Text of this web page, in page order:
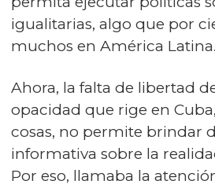
igualitarias, algo que por
muchos en América Latina.
Ahora, la falta de libertad
opacidad que rige en
cosas, no permite brindar
informativa sobre la
Por eso, llamaba la